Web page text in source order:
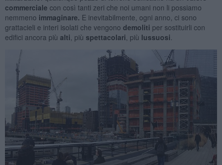
commerciale con così tanti zeri che noi umani non li possiamo
nemmeno immaginare. E inevitabilmente, ogni anno, ci sono
grattacieli e interi isolati che vengono demoliti per sostituirli con
edifici ancora più alti , più spettacolari , più lussuosi